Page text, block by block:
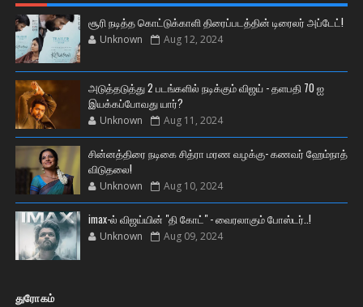
சூரி நடித்த கொட்டுக்காளி திரைப்படத்தின் டிரைலர் அப்டேட்!
Unknown Aug 12, 2024
அடுத்தடுத்து 2 படங்களில் நடிக்கும் விஜய் - தளபதி 70 ஐ
இயக்கப்போவது யார்?
Unknown Aug 11, 2024
சின்னத்திரை நடிகை சித்ரா மரண வழக்கு- கணவர் ஹேம்நாத்
விடுதலை!
Unknown Aug 10, 2024
imax-ல் விஜய்யின் "தி கோட்" - வைரலாகும் போஸ்டர்..!
Unknown Aug 09, 2024
துரோகம்